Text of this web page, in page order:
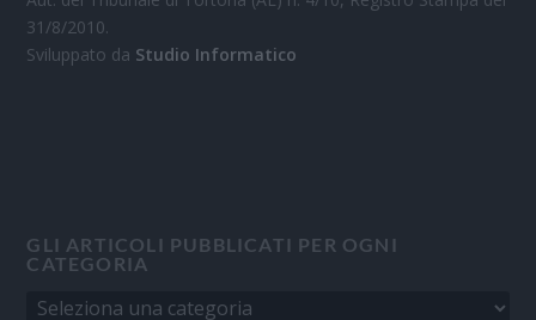
31/8/2010.
Sviluppato da Studio Informatico
GLI ARTICOLI PUBBLICATI PER OGNI
CATEGORIA